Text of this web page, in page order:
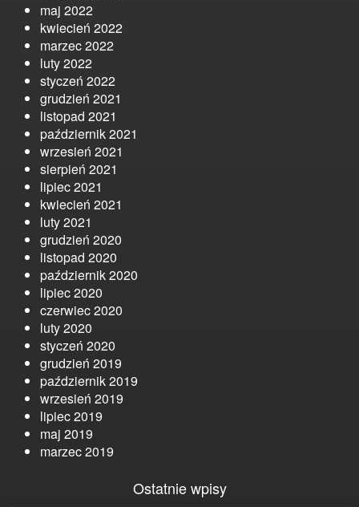
maj 2022
kwiecień 2022
marzec 2022
luty 2022
styczeń 2022
grudzień 2021
listopad 2021
październik 2021
wrzesień 2021
sierpień 2021
lipiec 2021
kwiecień 2021
luty 2021
grudzień 2020
listopad 2020
październik 2020
lipiec 2020
czerwiec 2020
luty 2020
styczeń 2020
grudzień 2019
październik 2019
wrzesień 2019
lipiec 2019
maj 2019
marzec 2019
Ostatnie wpisy